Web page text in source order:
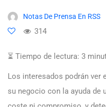
Notas De Prensa En RSS
314
⏳ Tiempo de lectura: 3
Los interesados podrán ver
su negocio con la ayuda de